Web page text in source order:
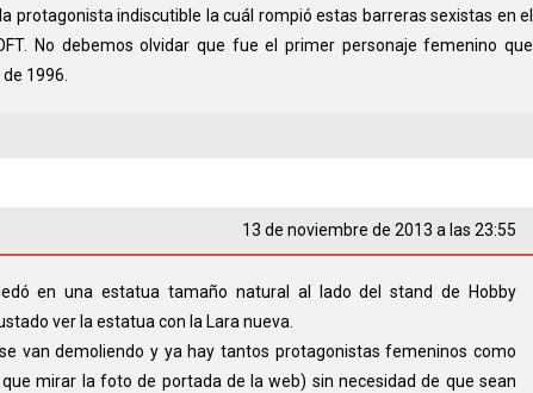
protagonista indiscutible la cuál rompió estas barreras sexistas en el
No debemos olvidar que fue el primer personaje femenino que
1996.
13 de noviembre de 2013 a las 23:55
en una estatua tamaño natural al lado del stand de Hobby
ver la estatua con la Lara nueva.
van demoliendo y ya hay tantos protagonistas femeninos como
mirar la foto de portada de la web) sin necesidad de que sean